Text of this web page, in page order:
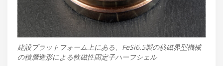
建設プラットフォーム上にある、FeSi6.5製の横磁界型機械
の積層造形による軟磁性固定子ハーフシェル